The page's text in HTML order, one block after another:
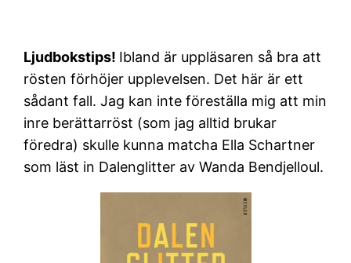
Ljudbokstips! Ibland är uppläsaren så bra att
rösten förhöjer upplevelsen. Det här är ett
sådant fall. Jag kan inte föreställa mig att min
inre berättarröst (som jag alltid brukar
föredra) skulle kunna matcha Ella Schartner
som läst in Dalenglitter av Wanda Bendjelloul.